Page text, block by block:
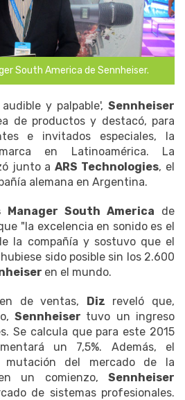
South America de Sennheiser.
y palpable', Sennheiser
de productos y destacó, para
e invitados especiales, la
en Latinoamérica. La
junto aARS Technologies, el
alemana en Argentina.
Manager South America de
"la excelencia en sonido es el
la compañía y sostuvo que el
sido posible sin los 2.600
en el mundo.
de ventas, Diz reveló que,
Sennheiser tuvo un ingreso
Se calcula que para este 2015
un 7,5%. Además, el
mutación del mercado de la
un comienzo, Sennheiser
de sistemas profesionales.